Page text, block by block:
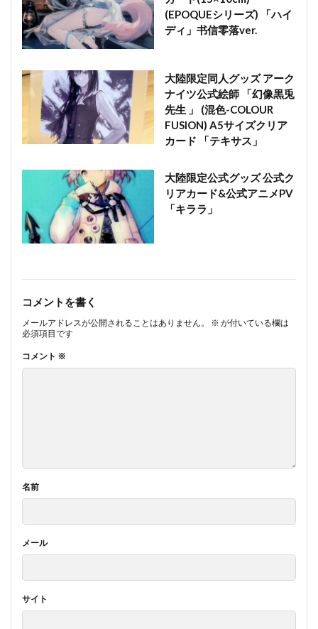
(EPOQUEシリーズ) 「ハイ
ディ」书信零落ver.
大陸限定同人グッズ アーク
ナイツ公式絵師 「幻像黒兎
先生 」 (混色-COLOUR
FUSION) A5サイズクリア
カード 「テキサス」
大陸限定公式グッズ 公式ク
リアカード&公式アニメPV
「キララ」
コメントを書く
メールアドレスが公開されることはありません。 ※ が付いている欄は
必須項目です
コメント ※
名前
メール
サイト